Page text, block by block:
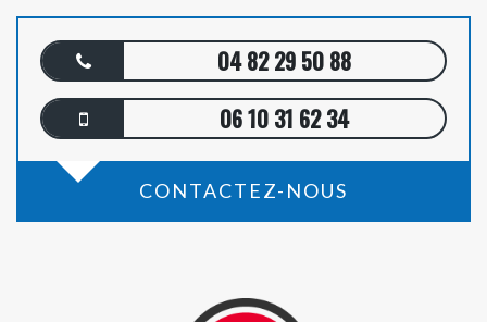
04 82 29 50 88
06 10 31 62 34
CONTACTEZ-NOUS